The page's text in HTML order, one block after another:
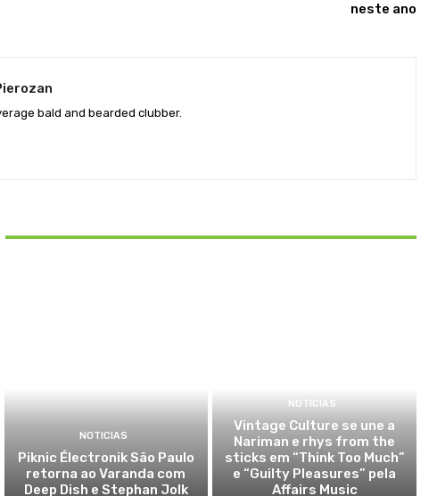
neste ano
bald and bearded clubber.
NOTICIAS
Piknic Électronik São Paulo
retorna ao Varanda com
Deep Dish e Stephan Jolk
NOTICIAS
Vintage Culture se une a
Nariman e rhys from the
sticks em “Think Too Much”
e “Guilty Pleasures” pela
Affairs Music